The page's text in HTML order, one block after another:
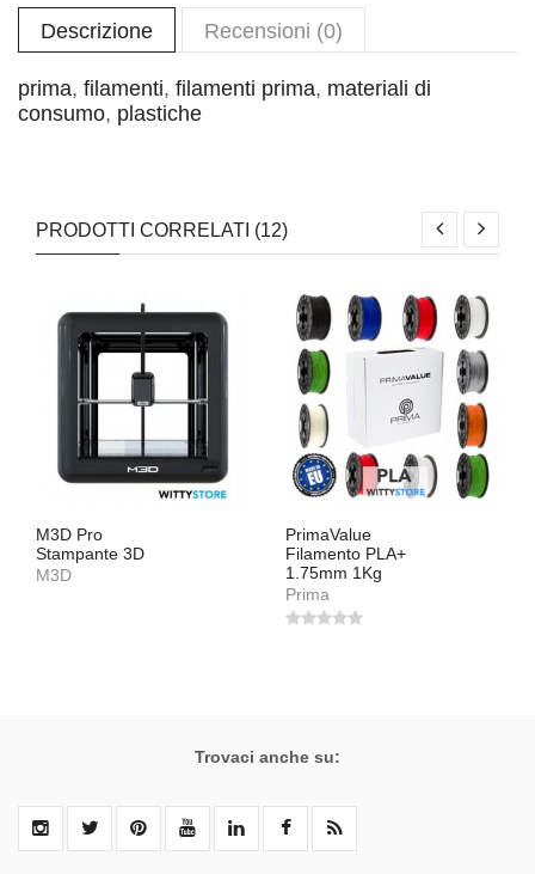
Descrizione Recensioni (0)
prima, filamenti, filamenti prima, materiali di
consumo, plastiche
PRODOTTI CORRELATI (12)
M3D Pro
Stampante 3D
M3D
PrimaValue
Filamento PLA+
1.75mm 1Kg
Prima
Trovaci anche su: